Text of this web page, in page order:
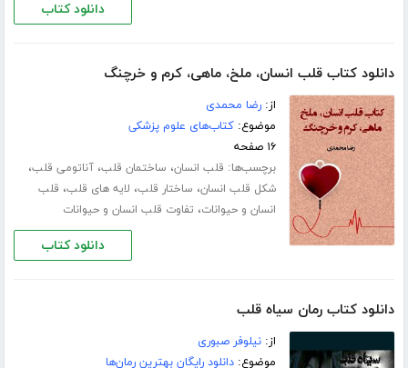
دانلود کتاب
دانلود کتاب قلب انسان، ملخ، ماهی، کرم و خرچنگ
از:رضا محمدی
موضوع:کتاب‌های علوم پزشکی
۱۶ صفحه
برچسب‌ها: قلب انسان، ساختمان قلب،آناتومی قلب،
شکل قلب انسان، ساختار قلب، لایه های قلب، قلب
انسان و حیوانات، تفاوت قلب انسان و حیوانات
دانلود کتاب
دانلود کتاب رمان سیاه قلب
از:نیلوفر صبوری
موضوع:دانلود رایگان بهترین رمان‌ها